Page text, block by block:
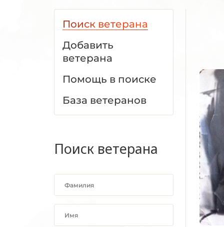
Поиск ветерана
Добавить
ветерана
Помощь в поиске
База ветеранов
Поиск ветерана